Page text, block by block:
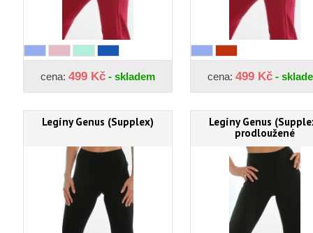
cena: 499 Kč - skladem cena: 499 Kč -
Legíny Genus (Supplex)
Legíny Genus
prodloužené